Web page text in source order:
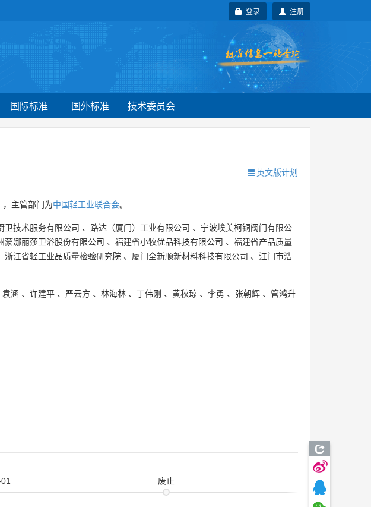
注册
登录
国际标准 国外标准 技术委员会
英文版计划
，主管部门为中国轻工业联合会。
卫技术服务有限公司 、 路达（厦门）工业有限公司 、 宁波埃美柯铜阀门有限公
蒙娜丽莎卫浴股份有限公司 、 福建省小牧优品科技有限公司 、 福建省产品质量
浙江省轻工业品质量检验研究院 、 厦门全新顺新材料科技有限公司 、 江门市浩
袁涵 、 许建平 、 严云方 、 林海林 、 丁伟刚 、 黄秋琼 、 李勇 、 张朝辉 、 管鸿升
废止